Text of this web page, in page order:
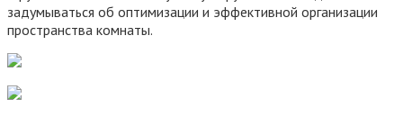
задумываться об оптимизации и эффективной организации
пространства комнаты.